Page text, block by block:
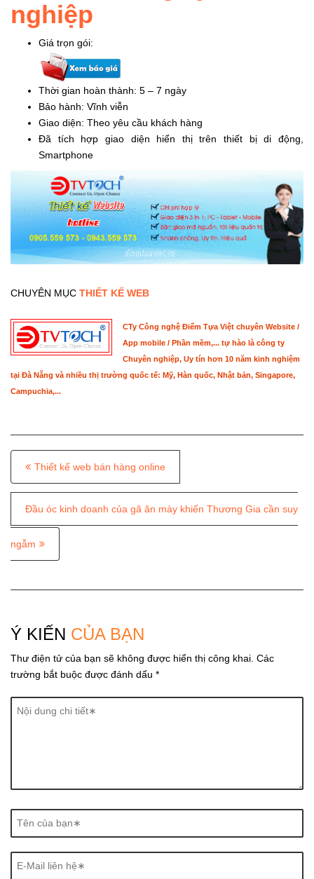
nghiệp
Giá trọn gói:
Thời gian hoàn thành: 5 – 7 ngày
Bảo hành: Vĩnh viễn
Giao diện: Theo yêu cầu khách hàng
Đã tích hợp giao diện hiển thị trên thiết bị di động,
Smartphone
CHUYÊN MỤC THIẾT KẾ WEB
CTy Công nghệ Điểm Tựa Việt chuyên Website /
App mobile / Phần mềm,... tự hào là công ty
Chuyên nghiệp, Uy tín hơn 10 năm kinh nghiệm
tại Đà Nẵng và nhiều thị trường quốc tế: Mỹ, Hàn quốc, Nhật bản, Singapore,
Campuchia,...
P
o
t
n
i
g
a
t
Thiết kế web bán hàng online
Đầu óc kinh doanh của gã ăn mày khiến Thương Gia cần suy
ngẫm
Ý KIẾN CỦA BẠN
Thư điện tử của bạn sẽ không được hiển thị công khai. Các
trường bắt buộc được đánh dấu *